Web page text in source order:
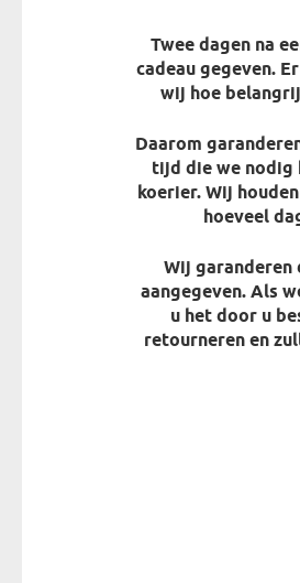
Twee dagen na
cadeau gegeven.
wij hoe
Daarom
tijd die we nodig
koerier. Wij
hoeveel
Wij garanderen
aangegeven. Als
u het door u
retourneren en